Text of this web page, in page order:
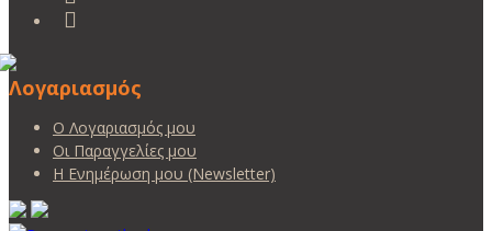
Λογαριασμός
Ο Λογαριασμός μου
Οι Παραγγελίες μου
Η Ενημέρωση μου (Newsletter)